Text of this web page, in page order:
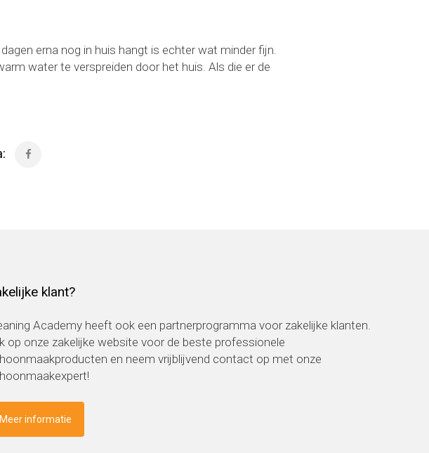
erna nog in huis hangt is echter wat minder fijn.
water te verspreiden door het huis. Als die er de
klant?
Academy heeft ook een partnerprogramma voor zakelijke klanten.
op onze zakelijke website voor de beste professionele
en neem vrijblijvend contact op met onze
Meer informatie